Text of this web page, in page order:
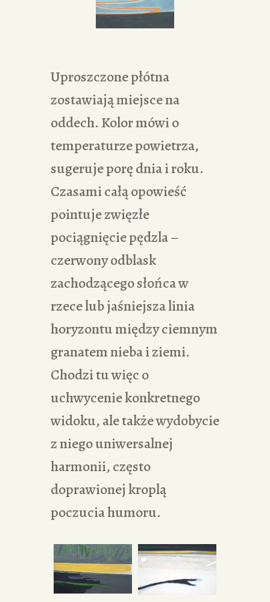
Uproszczone płótna
zostawiają miejsce na
oddech. Kolor mówi o
temperaturze powietrza,
sugeruje porę dnia i roku.
Czasami całą opowieść
pointuje zwięzłe
pociągnięcie pędzla –
czerwony odblask
zachodzącego słońca w
rzece lub jaśniejsza linia
horyzontu między ciemnym
granatem nieba i ziemi.
Chodzi tu więc o
uchwycenie konkretnego
widoku, ale także wydobycie
z niego uniwersalnej
harmonii, często
doprawionej kroplą
poczucia humoru.